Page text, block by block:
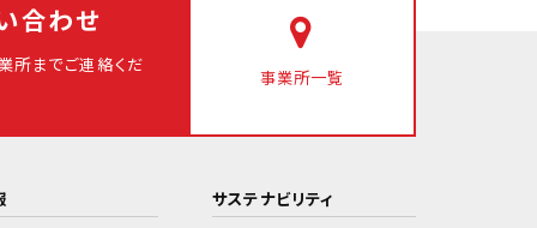
合わせ
所までご連絡くだ
事業所一覧
サステナビリティ